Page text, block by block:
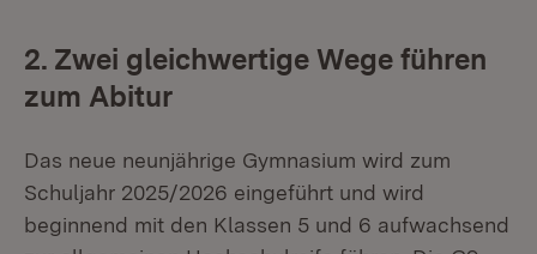
2. Zwei gleichwertige Wege führen
zum Abitur
Das neue neunjährige Gymnasium wird zum
Schuljahr 2025/2026 eingeführt und wird
beginnend mit den Klassen 5 und 6 aufwachsend